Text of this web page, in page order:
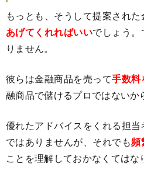
もっとも、そうして提案され
あげてくれればいいでしょう
りません。
彼らは金融商品を売って手数料
融商品で儲けるプロではないか
優れたアドバイスをくれる担
ではありませんが、それでも頻
ことを理解しておかなくてはな